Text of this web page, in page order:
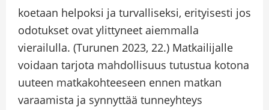
koetaan helpoksi ja turvalliseksi, erityisesti jos
odotukset ovat ylittyneet aiemmalla
vierailulla. (Turunen 2023, 22.) Matkailijalle
voidaan tarjota mahdollisuus tutustua kotona
uuteen matkakohteeseen ennen matkan
varaamista ja synnyttää tunneyhteys